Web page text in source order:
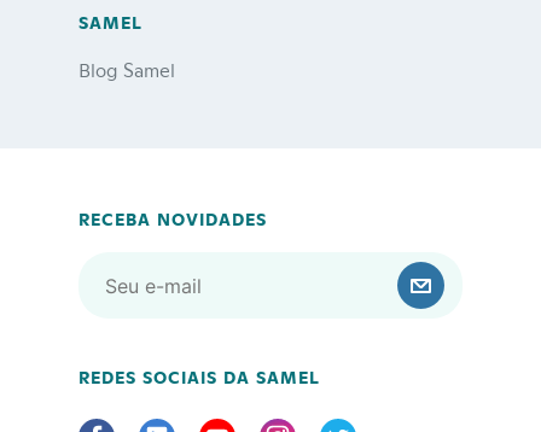
SAMEL
Blog Samel
RECEBA NOVIDADES
REDES SOCIAIS DA SAMEL